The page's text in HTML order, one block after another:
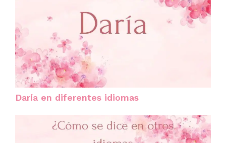
Daría en diferentes idiomas